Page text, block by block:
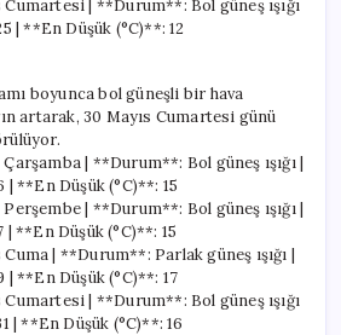
| **Durum**: Bol güneş ışığı
| **En Düşük (°C)**: 12
boyunca bol güneşli bir hava
artarak, 30 Mayıs Cumartesi günü
| **Durum**: Bol güneş ışığı |
**En Düşük (°C)**: 15
| **Durum**: Bol güneş ışığı |
**En Düşük (°C)**: 15
| **Durum**: Parlak güneş ışığı |
| **En Düşük (°C)**: 17
| **Durum**: Bol güneş ışığı
| **En Düşük (°C)**: 16